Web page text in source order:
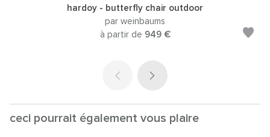
hardoy - butterfly chair outdoor
par weinbaums
à partir de 949 €
ceci pourrait également vous plaire